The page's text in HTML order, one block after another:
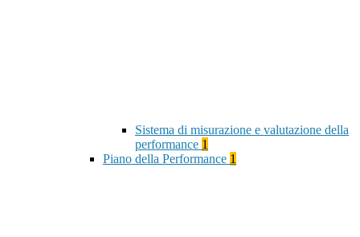
Sistema di misurazione e valutazione della
performance 1
Piano della Performance 1